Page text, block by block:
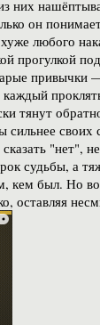
них
он
любого
прогулкой
привычки
тянут
своих
"нет",
судьбы, а
кем был. Но
оставляя